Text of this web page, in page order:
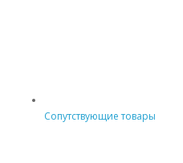
Сопутствующие товары